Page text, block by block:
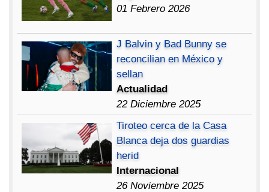
01 Febrero 2026
J Balvin y Bad Bunny se
reconcilian en México y
sellan
Actualidad
22 Diciembre 2025
Tiroteo cerca de la Casa
Blanca deja dos guardias
herid
Internacional
26 Noviembre 2025